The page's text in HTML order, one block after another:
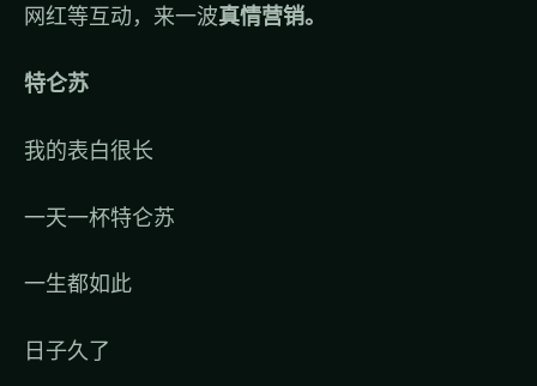
网红等互动，来一波真情营销。
特仑苏
我的表白很长
一天一杯特仑苏
一生都如此
日子久了